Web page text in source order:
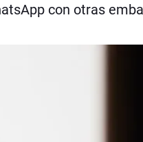
con otras